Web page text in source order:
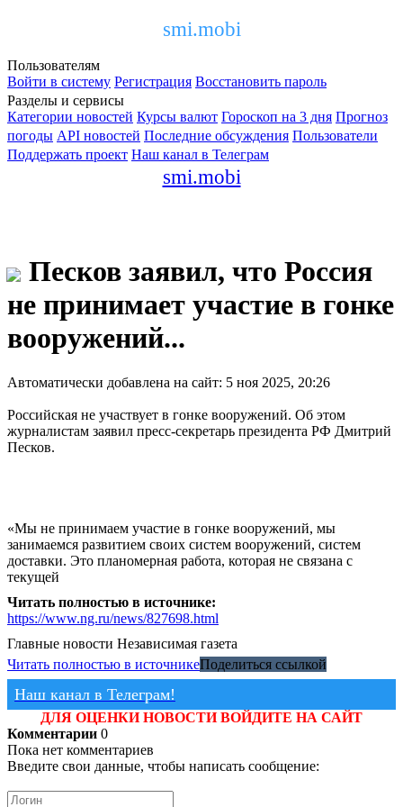
smi.mobi
Пользователям
Войти в систему Регистрация Восстановить пароль
Разделы и сервисы
Категории новостей Курсы валют Гороскоп на 3 дня Прогноз
погоды API новостей Последние обсуждения Пользователи
Поддержать проект Наш канал в Телеграм
smi.mobi
Песков заявил, что Россия
не принимает участие в гонке
вооружений...
Автоматически добавлена на сайт: 5 ноя 2025, 20:26
Российская не участвует в гонке вооружений. Об этом
журналистам заявил пресс-секретарь президента РФ Дмитрий
Песков.
«Мы не принимаем участие в гонке вооружений, мы
занимаемся развитием своих систем вооружений, систем
доставки. Это планомерная работа, которая не связана с
текущей
Читать полностью в источнике:
https://www.ng.ru/news/827698.html
Главные новости Независимая газета
Читать полностью в источникеПоделиться ссылкой
Наш канал в Телеграм!
ДЛЯ ОЦЕНКИ НОВОСТИ ВОЙДИТЕ НА САЙТ
Комментарии 0
Пока нет комментариев
Введите свои данные, чтобы написать сообщение: